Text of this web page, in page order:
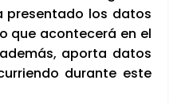
pre­sen­ta­do los datos
que acon­te­ce­rá en el
apor­ta datos
duran­te este